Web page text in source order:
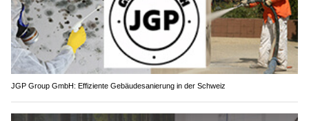
JGP Group GmbH: Effiziente Gebäudesanierung in der Schweiz